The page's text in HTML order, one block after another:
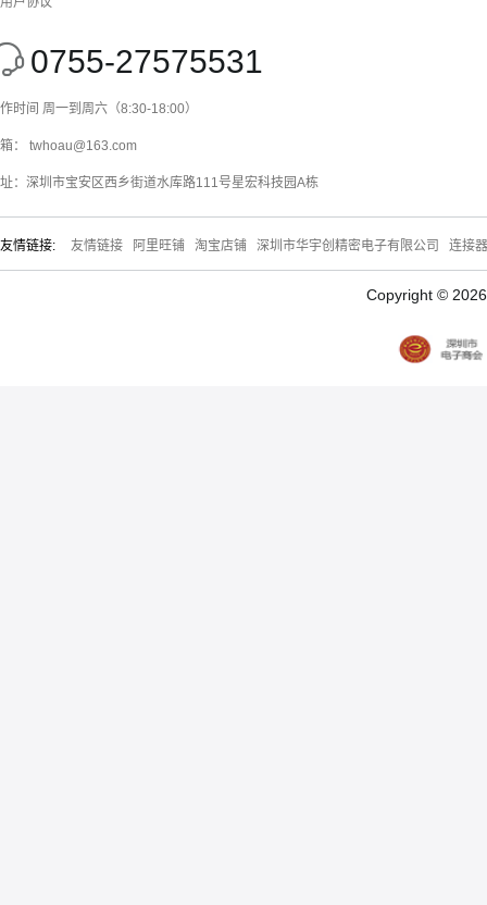
0755-27575531
时间 周一到周六（8:30-18:00）
： twhoau@163.com
：深圳市宝安区西乡街道水库路111号星宏科技园A栋
友情链接: 友情链接 阿里旺铺 淘宝店铺 深圳市华宇创精密电子有限公司 连接
Copyright ©